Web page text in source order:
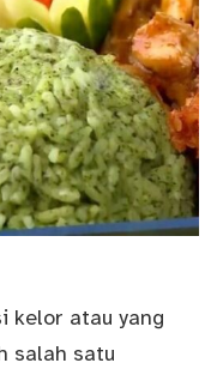
kelor atau yang
salah satu